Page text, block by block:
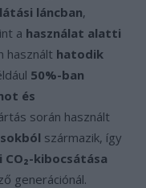
láncban,
a használat alatti
használt hatodik
50%-ban
és
során használt
származik, így
kibocsátása
generációnál.